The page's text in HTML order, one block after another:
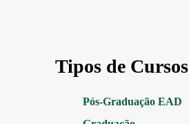
Tipos de Cursos
Pós-Graduação EAD